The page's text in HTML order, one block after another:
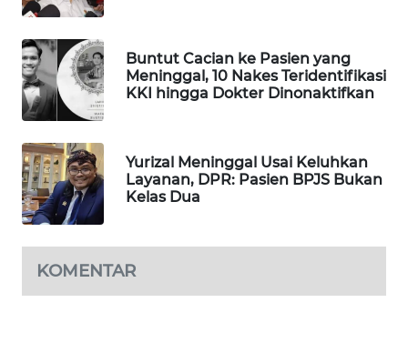
Buntut Cacian ke Pasien yang
Meninggal, 10 Nakes Teridentifikasi
KKI hingga Dokter Dinonaktifkan
Yurizal Meninggal Usai Keluhkan
Layanan, DPR: Pasien BPJS Bukan
Kelas Dua
KOMENTAR
CO ID
WAHANANEWS
NET
WAHANA
SPORT
WAHANA
UMKM
SELEB